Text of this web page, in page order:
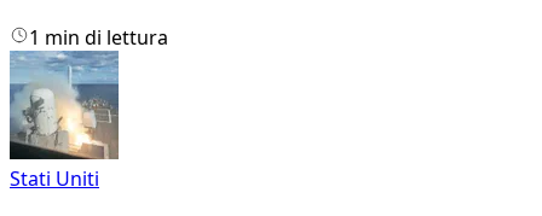
1 min di lettura
Stati Uniti